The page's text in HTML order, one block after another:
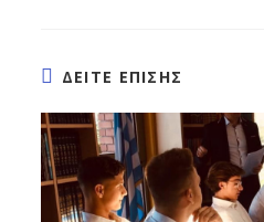
ΔΕΙΤΕ ΕΠΙΣΗΣ